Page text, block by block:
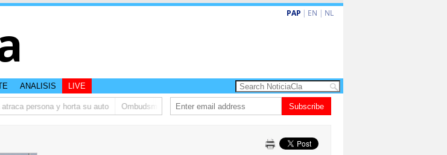
PAP | EN | NL
ANALISIS LIVE
persona y horta su auto Ombudsman ta bishita barionan pa atende kehonan di ciudadano
Subscribe